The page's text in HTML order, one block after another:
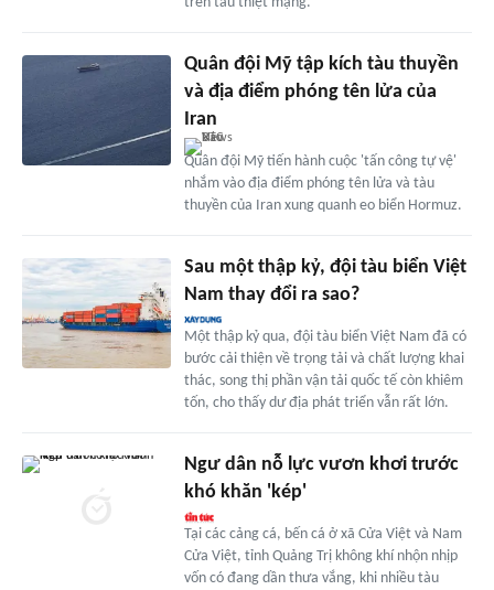
Quân đội Mỹ tập kích tàu thuyền
và địa điểm phóng tên lửa của
Iran
Quân đội Mỹ tiến hành cuộc 'tấn công tự vệ'
nhắm vào địa điểm phóng tên lửa và tàu
thuyền của Iran xung quanh eo biển Hormuz.
Sau một thập kỷ, đội tàu biển Việt
Nam thay đổi ra sao?
Một thập kỷ qua, đội tàu biển Việt Nam đã có
bước cải thiện về trọng tải và chất lượng khai
thác, song thị phần vận tải quốc tế còn khiêm
tốn, cho thấy dư địa phát triển vẫn rất lớn.
Ngư dân nỗ lực vươn khơi trước
khó khăn 'kép'
Tại các cảng cá, bến cá ở xã Cửa Việt và Nam
Cửa Việt, tỉnh Quảng Trị không khí nhộn nhịp
vốn có đang dần thưa vắng, khi nhiều tàu